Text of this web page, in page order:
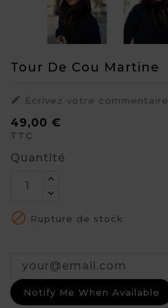
Tour De Cou Martine
 Écrivez votre commentaire
49,00 €
TTC
Quantité
 Rupture de stock
Notify Me When Available